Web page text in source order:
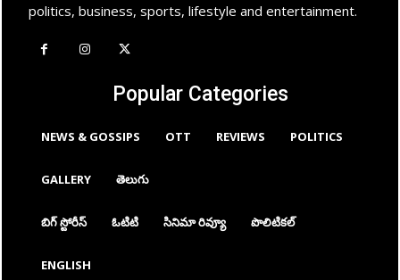
politics, business, sports, lifestyle and entertainment.
Popular Categories
NEWS & GOSSIPS OTT REVIEWS POLITICS
GALLERY తెలుగు
బిగ్ స్టోరీస్ ఓటిటి సినిమా రివ్యూ పొలిటికల్
ENGLISH